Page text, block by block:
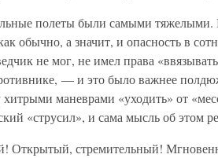
полеты были самыми тяжелыми.
обычно, а значит, и опасность в
не мог, не имел права
— и это было важнее
маневрами «уходить» от
«струсил», и сама мысль об этом
Открытый, стремительный!